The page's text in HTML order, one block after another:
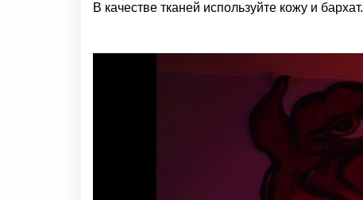
В качестве тканей используйте кожу и бархат.